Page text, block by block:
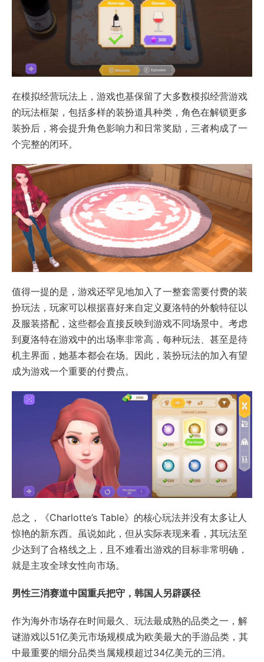
在模拟经营玩法上，游戏也基保留了大多数模拟经营游戏
的玩法框架，包括多样的装扮道具种类，角色在解锁更多
装扮后，将会提升角色影响力和日常奖励，三者构成了一
个完整的闭环。
值得一提的是，游戏还罕见地加入了一整套需要付费的装
扮玩法，玩家可以根据喜好来自定义夏洛特的外貌特征以
及服装搭配，这些都会直接反映到游戏不同场景中。考虑
到夏洛特在游戏中的出场率非常高，每种玩法、甚至是待
机主界面，她基本都会在场。因此，装扮玩法的加入有望
成为游戏一个重要的付费点。
总之，《Charlotte’s Table》的核心玩法并没有太多让人
惊艳的新东西。虽说如此，但从实际表现来看，其玩法至
少达到了合格线之上，且不难看出游戏的目标非常明确，
就是主攻全球女性向市场。
男性三消赛道中国重兵把守，韩国人另辟蹊径
作为海外市场存在时间最久、玩法最成熟的品类之一，解
谜游戏以51亿美元市场规模成为欧美最大的手游品类，其
中最重要的细分品类当属规模超过34亿美元的三消。